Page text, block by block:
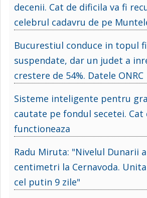
decenii. Cat de dificila va fi
celebrul cadavru de pe
Bucurestiul conduce in topul
suspendate, dar un judet a
crestere de 54%. Datele ONRC
Sisteme inteligente pentru
cautate pe fondul secetei. Cat
functioneaza
Radu Miruta: "Nivelul Dunarii
centimetri la Cernavoda.
cel putin 9 zile"